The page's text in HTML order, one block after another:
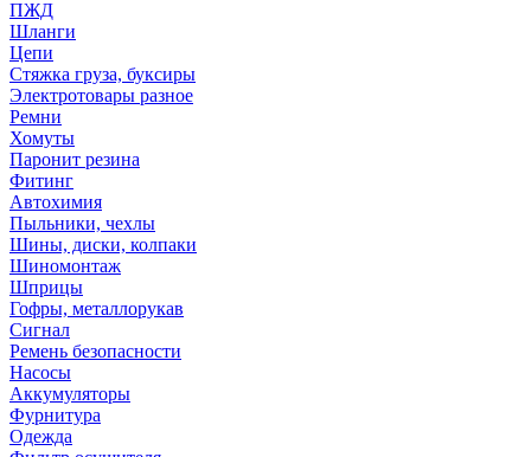
ПЖД
Шланги
Цепи
Стяжка груза, буксиры
Электротовары разное
Ремни
Хомуты
Паронит резина
Фитинг
Автохимия
Пыльники, чехлы
Шины, диски, колпаки
Шиномонтаж
Шприцы
Гофры, металлорукав
Сигнал
Ремень безопасности
Насосы
Аккумуляторы
Фурнитура
Одежда